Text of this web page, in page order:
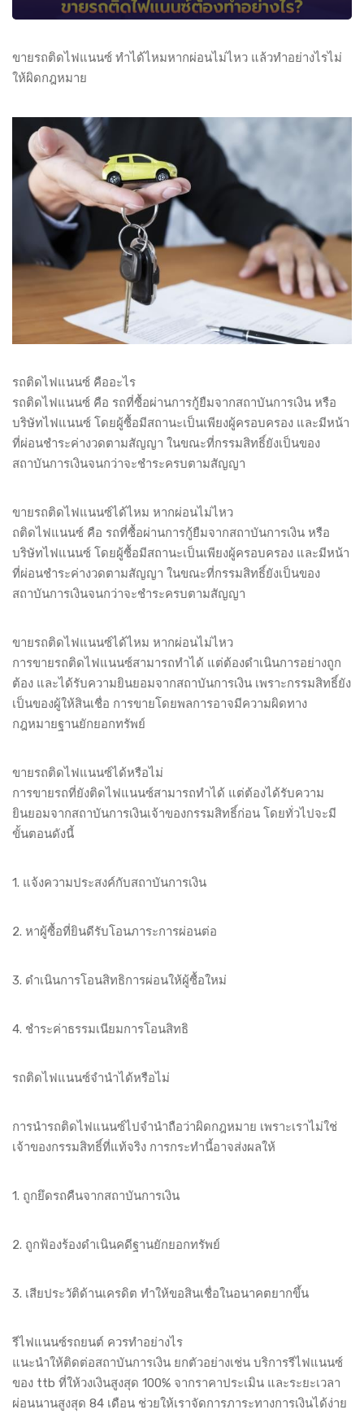
ขายรถติดไฟแนนซ์ ทำได้ไหมหากผ่อนไม่ไหว แล้วทำอย่างไรไม่
ให้ผิดกฎหมาย
รถติดไฟแนนซ์ คืออะไร
รถติดไฟแนนซ์ คือ รถที่ซื้อผ่านการกู้ยืมจากสถาบันการเงิน หรือ
บริษัทไฟแนนซ์ โดยผู้ซื้อมีสถานะเป็นเพียงผู้ครอบครอง และมีหน้า
ที่ผ่อนชำระค่างวดตามสัญญา ในขณะที่กรรมสิทธิ์ยังเป็นของ
สถาบันการเงินจนกว่าจะชำระครบตามสัญญา
ขายรถติดไฟแนนซ์ได้ไหม หากผ่อนไม่ไหว
ถติดไฟแนนซ์ คือ รถที่ซื้อผ่านการกู้ยืมจากสถาบันการเงิน หรือ
บริษัทไฟแนนซ์ โดยผู้ซื้อมีสถานะเป็นเพียงผู้ครอบครอง และมีหน้า
ที่ผ่อนชำระค่างวดตามสัญญา ในขณะที่กรรมสิทธิ์ยังเป็นของ
สถาบันการเงินจนกว่าจะชำระครบตามสัญญา
ขายรถติดไฟแนนซ์ได้ไหม หากผ่อนไม่ไหว
การขายรถติดไฟแนนซ์สามารถทำได้ แต่ต้องดำเนินการอย่างถูก
ต้อง และได้รับความยินยอมจากสถาบันการเงิน เพราะกรรมสิทธิ์ยัง
เป็นของผู้ให้สินเชื่อ การขายโดยพลการอาจมีความผิดทาง
กฎหมายฐานยักยอกทรัพย์
ขายรถติดไฟแนนซ์ได้หรือไม่
การขายรถที่ยังติดไฟแนนซ์สามารถทำได้ แต่ต้องได้รับความ
ยินยอมจากสถาบันการเงินเจ้าของกรรมสิทธิ์ก่อน โดยทั่วไปจะมี
ขั้นตอนดังนี้
1. แจ้งความประสงค์กับสถาบันการเงิน
2. หาผู้ซื้อที่ยินดีรับโอนภาระการผ่อนต่อ
3. ดำเนินการโอนสิทธิการผ่อนให้ผู้ซื้อใหม่
4. ชำระค่าธรรมเนียมการโอนสิทธิ
รถติดไฟแนนซ์จำนำได้หรือไม่
การนำรถติดไฟแนนซ์ไปจำนำถือว่าผิดกฎหมาย เพราะเราไม่ใช่
เจ้าของกรรมสิทธิ์ที่แท้จริง การกระทำนี้อาจส่งผลให้
1. ถูกยึดรถคืนจากสถาบันการเงิน
2. ถูกฟ้องร้องดำเนินคดีฐานยักยอกทรัพย์
3. เสียประวัติด้านเครดิต ทำให้ขอสินเชื่อในอนาคตยากขึ้น
รีไฟแนนซ์รถยนต์ ควรทำอย่างไร
แนะนำให้ติดต่อสถาบันการเงิน ยกตัวอย่างเช่น บริการรีไฟแนนซ์
ของ ttb ที่ให้วงเงินสูงสุด 100% จากราคาประเมิน และระยะเวลา
ผ่อนนานสูงสุด 84 เดือน ช่วยให้เราจัดการภาระทางการเงินได้ง่าย